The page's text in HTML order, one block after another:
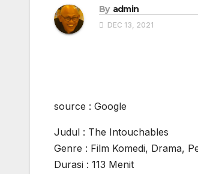
By admin
DEC 13, 2021
source : Google
Judul : The Intouchables
Genre : Film Komedi, Drama,
Durasi : 113 Menit